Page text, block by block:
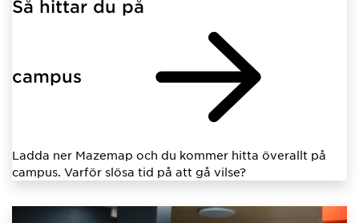
Så hittar du på
campus
Ladda ner Mazemap och du kommer hitta överallt på
campus. Varför slösa tid på att gå vilse?